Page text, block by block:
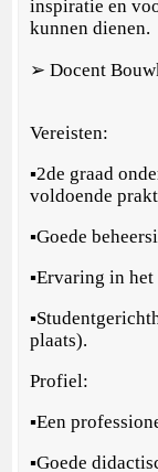
inspiratie en
kunnen dienen.
➢ Docent
Vereisten:
▪2de graad
voldoende
▪Goede
▪Ervaring in
plaats).
Profiel:
▪Een
▪Goede